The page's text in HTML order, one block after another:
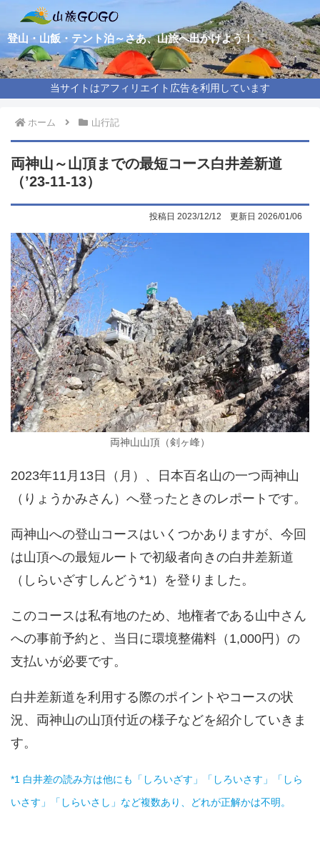
登山・山飯・テント泊～さあ、山旅へ出かけよう！
当サイトはアフィリエイト広告を利用しています
ホーム 山行記
両神山～山頂までの最短コース白井差新道
（’23-11-13）
2023/12/12 2026/01/06
両神山山頂（剣ヶ峰）
2023年11月13日（月）、日本百名山の一つ両神山
（りょうかみさん）へ登ったときのレポートです。
両神山への登山コースはいくつかありますが、今回
は山頂への最短ルートで初級者向きの白井差新道
（しらいざすしんどう*1）を登りました。
このコースは私有地のため、地権者である山中さん
への事前予約と、当日に環境整備料（1,000円）の
支払いが必要です。
白井差新道を利用する際のポイントやコースの状
況、両神山の山頂付近の様子などを紹介していきま
す。
*1 白井差の読み方は他にも「しろいざす」「しろいさす」「しら
いさす」「しらいさし」など複数あり、どれが正解かは不明。